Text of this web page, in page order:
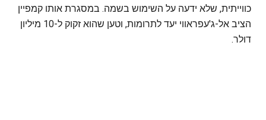
כווייתית, שלא ידעה על השימוש בשמה. במסגרת אותו קמפיין
הציב אל-ג'עפראווי יעד לתרומות, וטען שהוא זקוק ל-10 מיליון
דולר.